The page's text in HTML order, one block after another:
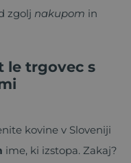
zgolj nakupom in
le trgovec s
kovine v Sloveniji
ime, ki izstopa. Zakaj?